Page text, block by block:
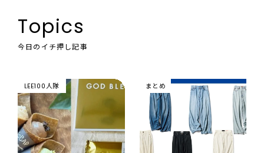
Topics
今日のイチ押し記事
LEE100人隊 まとめ